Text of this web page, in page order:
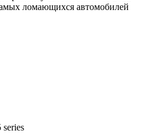
ломающихся автомобилей